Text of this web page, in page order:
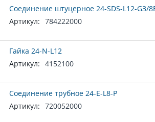
Соединение штуцерное 24-SDS-L12-G3/
Артикул: 784222000
Гайка 24-N-L12
Артикул: 4152100
Соединение трубное 24-E-L8-P
Артикул: 720052000